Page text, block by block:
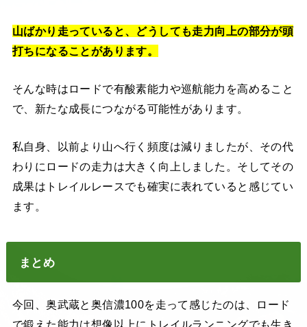
山ばかり走っていると、どうしても走力向上の部分が頭
打ちになることがあります。
そんな時はロードで有酸素能力や巡航能力を高めること
で、新たな成長につながる可能性があります。
私自身、以前より山へ行く頻度は減りましたが、その代
わりにロードの走力は大きく向上しました。そしてその
成果はトレイルレースでも確実に表れていると感じてい
ます。
まとめ
今回、奥武蔵と奥信濃100を走って感じたのは、ロード
で鍛えた能力は想像以上にトレイルランニングでも生き